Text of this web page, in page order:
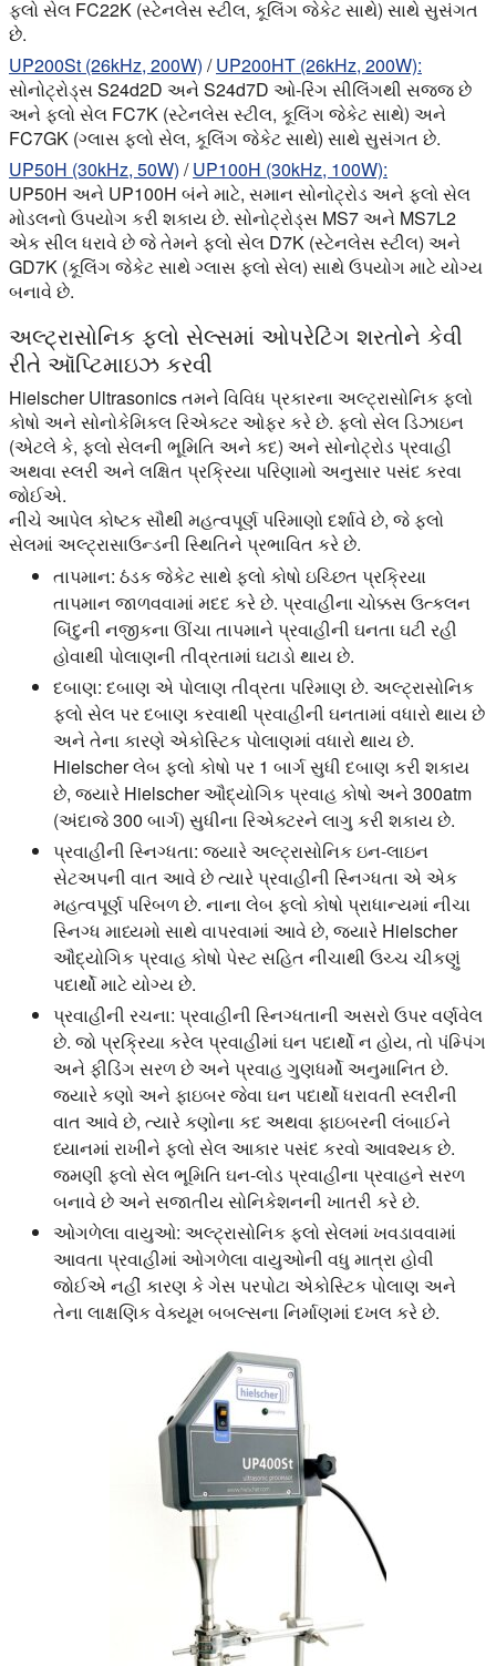
ફ્લો સેલ FC22K (સ્ટેનલેસ સ્ટીલ, કૂલિંગ જેકેટ સાથે) સાથે સુસંગત
છે.
UP200St (26kHz, 200W) /UP200HT (26kHz, 200W):
સોનોટ્રોડ્સ S24d2D અને S24d7D ઓ-રિંગ સીલિંગથી સજ્જ છે
અને ફ્લો સેલ FC7K (સ્ટેનલેસ સ્ટીલ, કૂલિંગ જેકેટ સાથે) અને
FC7GK (ગ્લાસ ફ્લો સેલ, કૂલિંગ જેકેટ સાથે) સાથે સુસંગત છે.
UP50H (30kHz, 50W) /UP100H (30kHz, 100W):
UP50H અને UP100H બંને માટે, સમાન સોનોટ્રોડ અને ફ્લો સેલ
મોડલનો ઉપયોગ કરી શકાય છે. સોનોટ્રોડ્સ MS7 અને MS7L2
એક સીલ ધરાવે છે જે તેમને ફ્લો સેલ D7K (સ્ટેનલેસ સ્ટીલ) અને
GD7K (કૂલિંગ જેકેટ સાથે ગ્લાસ ફ્લો સેલ) સાથે ઉપયોગ માટે યોગ્ય
બનાવે છે.
અલ્ટ્રાસોનિક ફ્લો સેલ્સમાં ઓપરેટિંગ શરતોને કેવી
રીતે ઑપ્ટિમાઇઝ કરવી
Hielscher Ultrasonics તમને વિવિધ પ્રકારના અલ્ટ્રાસોનિક ફ્લો
કોષો અને સોનોકેમિકલ રિએક્ટર ઓફર કરે છે. ફ્લો સેલ ડિઝાઇન
(એટલે કે, ફ્લો સેલની ભૂમિતિ અને કદ) અને સોનોટ્રોડ પ્રવાહી
અથવા સ્લરી અને લક્ષિત પ્રક્રિયા પરિણામો અનુસાર પસંદ કરવા
જોઈએ.
નીચે આપેલ કોષ્ટક સૌથી મહત્વપૂર્ણ પરિમાણો દર્શાવે છે, જે ફ્લો
સેલમાં અલ્ટ્રાસાઉન્ડની સ્થિતિને પ્રભાવિત કરે છે.
તાપમાન: ઠંડક જેકેટ સાથે ફ્લો કોષો ઇચ્છિત પ્રક્રિયા
તાપમાન જાળવવામાં મદદ કરે છે. પ્રવાહીના ચોક્કસ ઉત્કલન
બિંદુની નજીકના ઊંચા તાપમાને પ્રવાહીની ઘનતા ઘટી રહી
હોવાથી પોલાણની તીવ્રતામાં ઘટાડો થાય છે.
દબાણ: દબાણ એ પોલાણ તીવ્રતા પરિમાણ છે. અલ્ટ્રાસોનિક
ફ્લો સેલ પર દબાણ કરવાથી પ્રવાહીની ઘનતામાં વધારો થાય છે
અને તેના કારણે એકોસ્ટિક પોલાણમાં વધારો થાય છે.
Hielscher લેબ ફ્લો કોષો પર 1 બાર્ગ સુધી દબાણ કરી શકાય
છે, જ્યારે Hielscher ઔદ્યોગિક પ્રવાહ કોષો અને 300atm
(અંદાજે 300 બાર્ગ) સુધીના રિએક્ટરને લાગુ કરી શકાય છે.
પ્રવાહીની સ્નિગ્ધતા: જ્યારે અલ્ટ્રાસોનિક ઇન-લાઇન
સેટઅપની વાત આવે છે ત્યારે પ્રવાહીની સ્નિગ્ધતા એ એક
મહત્વપૂર્ણ પરિબળ છે. નાના લેબ ફ્લો કોષો પ્રાધાન્યમાં નીચા
સ્નિગ્ધ માધ્યમો સાથે વાપરવામાં આવે છે, જ્યારે Hielscher
ઔદ્યોગિક પ્રવાહ કોષો પેસ્ટ સહિત નીચાથી ઉચ્ચ ચીકણું
પદાર્થો માટે યોગ્ય છે.
પ્રવાહીની રચના: પ્રવાહીની સ્નિગ્ધતાની અસરો ઉપર વર્ણવેલ
છે. જો પ્રક્રિયા કરેલ પ્રવાહીમાં ઘન પદાર્થો ન હોય, તો પંમ્પિંગ
અને ફીડિંગ સરળ છે અને પ્રવાહ ગુણધર્મો અનુમાનિત છે.
જ્યારે કણો અને ફાઇબર જેવા ઘન પદાર્થો ધરાવતી સ્લરીની
વાત આવે છે, ત્યારે કણોના કદ અથવા ફાઇબરની લંબાઈને
ધ્યાનમાં રાખીને ફ્લો સેલ આકાર પસંદ કરવો આવશ્યક છે.
જમણી ફ્લો સેલ ભૂમિતિ ઘન-લોડ પ્રવાહીના પ્રવાહને સરળ
બનાવે છે અને સજાતીય સોનિકેશનની ખાતરી કરે છે.
ઓગળેલા વાયુઓ: અલ્ટ્રાસોનિક ફ્લો સેલમાં ખવડાવવામાં
આવતા પ્રવાહીમાં ઓગળેલા વાયુઓની વધુ માત્રા હોવી
જોઈએ નહીં કારણ કે ગેસ પરપોટા એકોસ્ટિક પોલાણ અને
તેના લાક્ષણિક વેક્યૂમ બબલ્સના નિર્માણમાં દખલ કરે છે.